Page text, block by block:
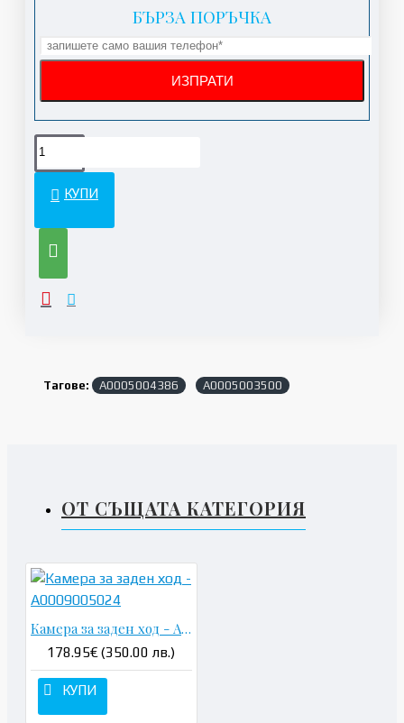
БЪРЗА ПОРЪЧКА
КУПИ
Тагове: A0005004386 A0005003500
ОТ СЪЩАТА КАТЕГОРИЯ
Камера за заден ход - A0009005024
178.95€ (350.00 лв.)
КУПИ